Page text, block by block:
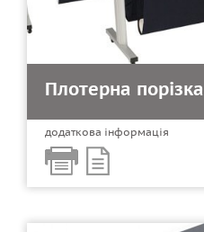
Плотерна порізка
додаткова інформація